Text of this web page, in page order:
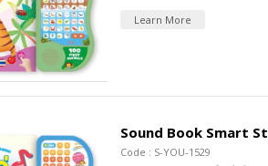
Learn More
Sound Book Smart
Code : S-YOU-1529